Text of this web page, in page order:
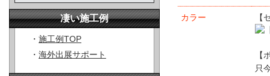
凄い施工例
・ 施工例TOP
・ 海外出展サポート
カラー 【
【
只